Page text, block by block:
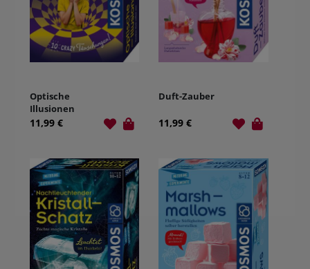
Optische
Illusionen
11,99 €
Duft-Zauber
11,99 €